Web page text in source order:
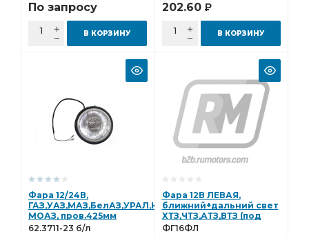
По запросу
В КОРЗИНУ
202.60 Р
В КОРЗИНУ
Фара 12/24В,
ГАЗ,УАЗ,МАЗ,БелАЗ,УРАЛ,КрАЗ,
МОАЗ, пров.425мм
"ОСВАР"
62.3711-23 б/л
Фара 12В ЛЕВАЯ,
ближний+дальний свет
ХТЗ,ЧТЗ,АТЗ,ВТЗ (под
лампу R2 А12-45+40
ФГ16ФЛ